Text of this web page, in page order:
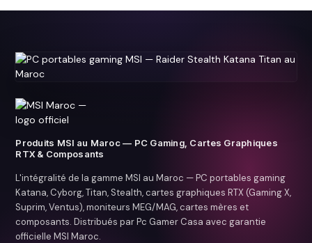
Produits MSI au Maroc — PC Gaming, Cartes Graphiques
RTX & Composants
L'intégralité de la gamme MSI au Maroc — PC portables gaming
Katana, Cyborg, Titan, Stealth, cartes graphiques RTX (Gaming X,
Suprim, Ventus), moniteurs MEG/MAG, cartes mères et
composants. Distribués par Pc Gamer Casa avec garantie
officielle MSI Maroc.